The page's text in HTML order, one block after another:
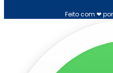
Feito com ❤